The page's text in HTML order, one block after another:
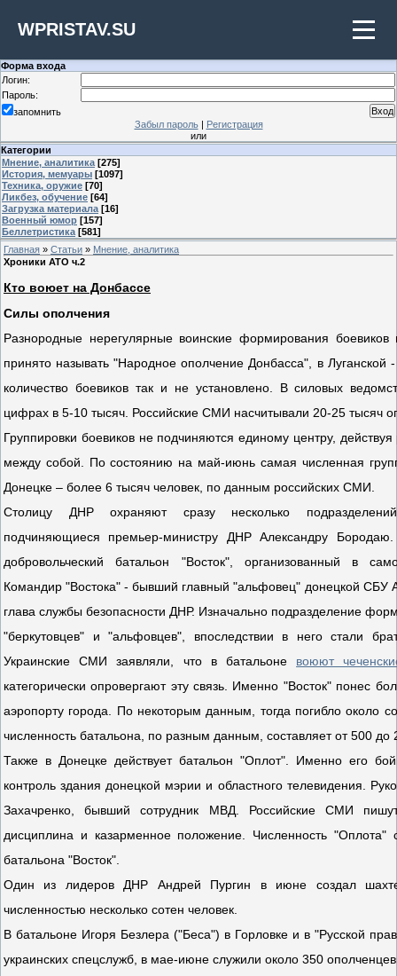
WPRISTAV.SU
Форма входа
Логин:
Пароль:
запомнить
Забыл пароль| Регистрация
или
Категории
Мнение, аналитика [275]
История, мемуары [1097]
Техника, оружие [70]
Ликбез, обучение [64]
Загрузка материала [16]
Военный юмор [157]
Беллетристика [581]
Главная » Статьи » Мнение, аналитика
Хроники АТО ч.2
Кто воюет на Донбассе
Силы ополчения
Разнородные нерегулярные воинские формирования боевиков
принято называть "Народное ополчение Донбасса", в
количество боевиков так и не установлено. В силовых
цифрах в 5-10 тысяч. Российские СМИ насчитывали 20-25 тысяч
Группировки боевиков не подчиняются единому центру,
между собой. По состоянию на май-июнь самая численная
Донецке – более 6 тысяч человек, по данным российских СМИ.
Столицу ДНР охраняют сразу несколько
подчиняющиеся премьер-министру ДНР Александру
добровольческий батальон "Восток", организованный в
Командир "Востока" - бывший главный "альфовец" донецкой СБУ
глава службы безопасности ДНР. Изначально подразделение
"беркутовцев" и "альфовцев", впоследствии в него стали
Украинские СМИ заявляли, что в батальоне воюют
категорически опровергают эту связь. Именно "Восток" понес
аэропорту города. По некоторым данным, тогда погибло около
численность батальона, по разным данным, составляет от 500 до
Также в Донецке действует батальон "Оплот". Именно его
контроль здания донецкой мэрии и областного телевидения.
Захачренко, бывший сотрудник МВД. Российские СМИ
дисциплина и казарменное положение. Численность "Оплота"
батальона "Восток".
Один из лидеров ДНР Андрей Пургин в июне создал
численностью несколько сотен человек.
В батальоне Игоря Безлера ("Беса") в Горловке и в "Русской
украинских спецслужб, в мае-июне служили около 350